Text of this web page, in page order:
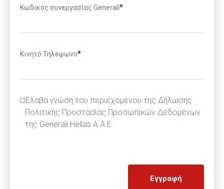
Κωδικός συνεργασίας Generali*
Κινητό Τηλέφωνο*
Έλαβα γνώση του περιεχομένου της Δήλωσης
Πολιτικής Προστασίας Προσωπικών Δεδομένων
της Generali Hellas A.A.E.
Εγγραφή